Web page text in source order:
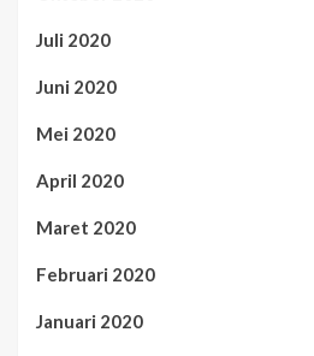
Juli 2020
Juni 2020
Mei 2020
April 2020
Maret 2020
Februari 2020
Januari 2020